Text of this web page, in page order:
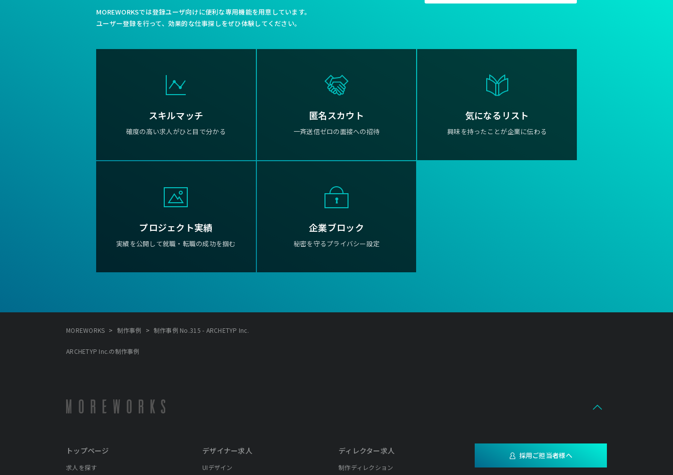
MOREWORKSでは登録ユーザ向けに便利な専用機能を用意しています。
ユーザー登録を行って、効果的な仕事探しをぜひ体験してください。
スキルマッチ
確度の高い求人がひと目で分かる
匿名スカウト
一斉送信ゼロの面接への招待
気になるリスト
興味を持ったことが企業に伝わる
プロジェクト実績
実績を公開して就職・転職の成功を掴む
企業ブロック
秘密を守るプライバシー設定
MOREWORKS > 制作事例 > 制作事例 No.315 - ARCHETYP Inc.
ARCHETYP Inc.の制作事例
トップページ
求人を探す
デザイナー求人
UIデザイン
ディレクター求人
制作ディレクション
採用ご担当者様へ